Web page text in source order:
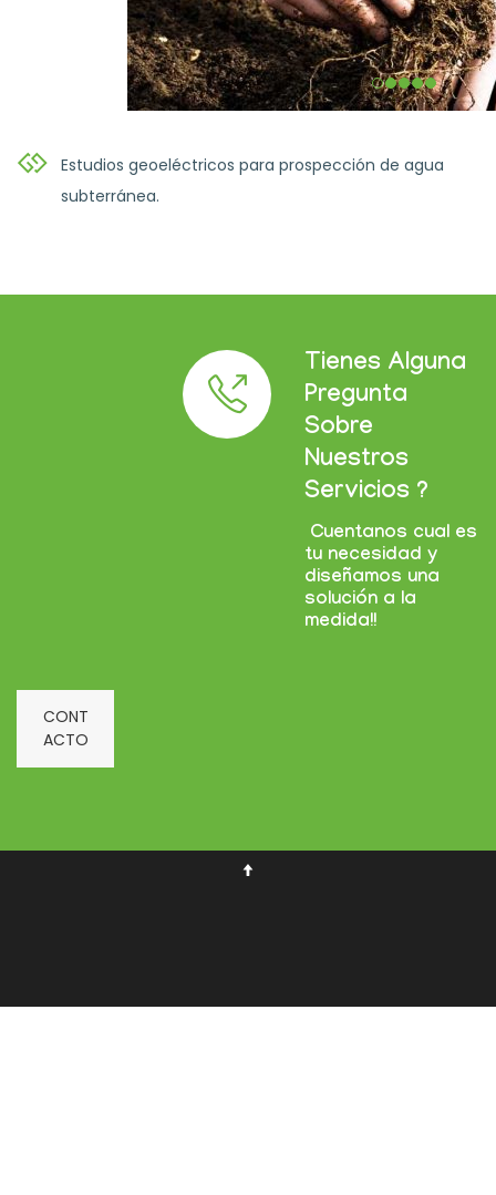
Estudios geoeléctricos para prospección de agua
subterránea.
Tienes Alguna
Pregunta
Sobre
Nuestros
Servicios ?
Cuentanos cual es
tu necesidad y
diseñamos una
solución a la
medida!!
CONT
ACTO